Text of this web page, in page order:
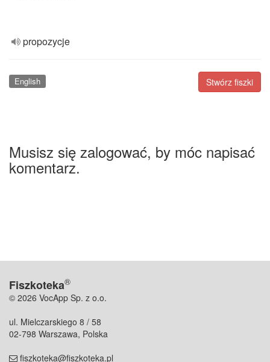
propozycje
Stwórz fiszki
English
Musisz się zalogować, by móc napisać
komentarz.
Fiszkoteka®
© 2026 VocApp Sp. z o.o.
ul. Mielczarskiego 8 / 58
02-798 Warszawa, Polska
fiszkoteka@fiszkoteka.pl